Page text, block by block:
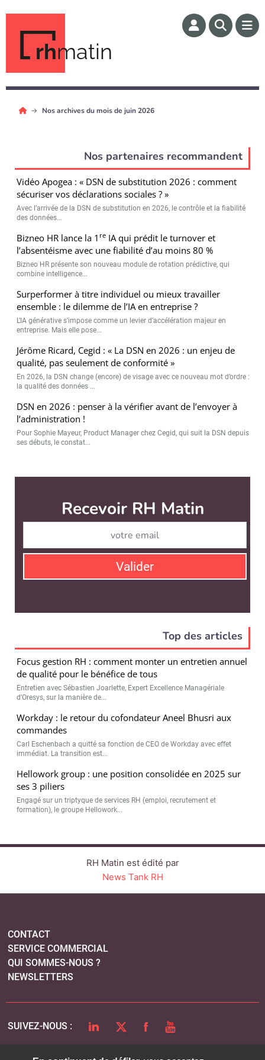
rhmatin
Nos archives du mois de juin 2026
Nos partenaires recommandent
Vidéo Apogea : « DSN de substitution 2026 : comment
sécuriser vos déclarations sociales ? »
Avec l’arrivée de la DSN de substitution en 2026, le contrôle et la fiabilité
des données...
Bizneo HR lance la 1 re IA qui prédit le turnover et
l’absentéisme avec une fiabilité d’au moins 80 %
Bizneo HR présente son nouveau module de rotation prédictive, qui
combine intelligence...
Surperformer à titre individuel ou mieux travailler
ensemble : le dilemme de l’IA en entreprise ?
L’IA générative s’impose comme un levier d’accélération majeur en
entreprise. Mais elle pose...
Jérôme Ricard, Cegid : « La DSN en 2026 : un enjeu de
qualité, pas seulement de conformité »
En 2026, la DSN change (encore) de visage avec ce nouveau mot d’ordre :
la qualité des données ...
DSN en 2026 : penser à la vérifier avant de l’envoyer à
l’administration !
Pour Sophie Mayeur, Product Manager chez Cegid, qui suit la DSN depuis
ses débuts, le constat...
Recevoir RH Matin
Valider
Top des articles
Focus gestion RH : comment monter un entretien annuel
de qualité pour le bénéfice de tous
Entretien avec Sébastien Joarlette, Expert Excellence Managériale
d’Oresys, sur la manière de...
Workday : le retour du cofondateur Aneel Bhusri aux
commandes
Carl Eschenbach a quitté sa fonction de CEO de Workday avec effet
immédiat. La transition est...
Hellowork group : une position consolidée en 2025 sur
ses 3 piliers
Engagé sur un triptyque de services RH (emploi, recrutement et
formation), le groupe Hellowork...
RH Matin est édité par
News Tank RH
CONTACT
SERVICE COMMERCIAL
QUI SOMMES-NOUS ?
NEWSLETTERS
SUIVEZ-NOUS : LINKEDINTWITTERFACEBOOK
YOUTUBE